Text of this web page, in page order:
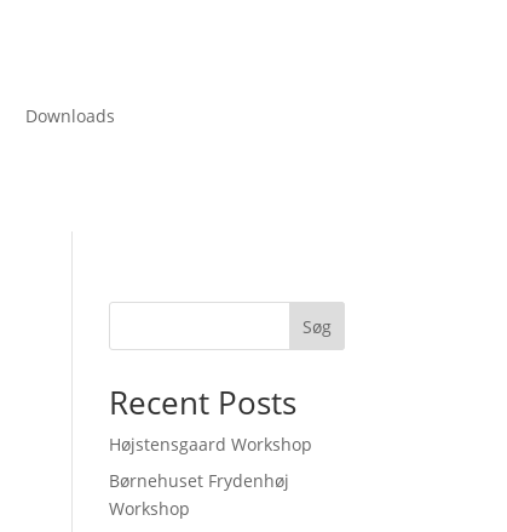
Downloads
Søg
Recent Posts
Højstensgaard Workshop
Børnehuset Frydenhøj
Workshop